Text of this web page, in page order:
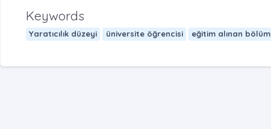
Keywords
Yaratıcılık düzeyi üniversite öğrencisi eğitim alınan bölüm